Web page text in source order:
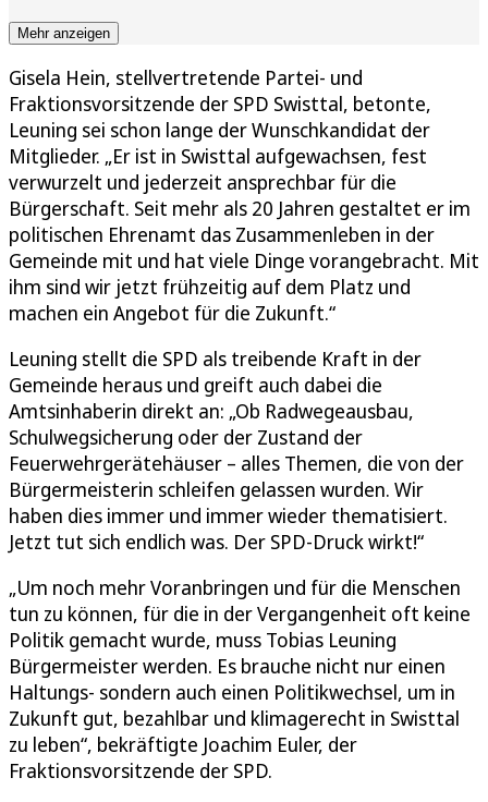
Mehr anzeigen
Gisela Hein, stellvertretende Partei- und
Fraktionsvorsitzende der SPD Swisttal, betonte,
Leuning sei schon lange der Wunschkandidat der
Mitglieder. „Er ist in Swisttal aufgewachsen, fest
verwurzelt und jederzeit ansprechbar für die
Bürgerschaft. Seit mehr als 20 Jahren gestaltet er im
politischen Ehrenamt das Zusammenleben in der
Gemeinde mit und hat viele Dinge vorangebracht. Mit
ihm sind wir jetzt frühzeitig auf dem Platz und
machen ein Angebot für die Zukunft.“
Leuning stellt die SPD als treibende Kraft in der
Gemeinde heraus und greift auch dabei die
Amtsinhaberin direkt an: „Ob Radwegeausbau,
Schulwegsicherung oder der Zustand der
Feuerwehrgerätehäuser – alles Themen, die von der
Bürgermeisterin schleifen gelassen wurden. Wir
haben dies immer und immer wieder thematisiert.
Jetzt tut sich endlich was. Der SPD-Druck wirkt!“
„Um noch mehr Voranbringen und für die Menschen
tun zu können, für die in der Vergangenheit oft keine
Politik gemacht wurde, muss Tobias Leuning
Bürgermeister werden. Es brauche nicht nur einen
Haltungs- sondern auch einen Politikwechsel, um in
Zukunft gut, bezahlbar und klimagerecht in Swisttal
zu leben“, bekräftigte Joachim Euler, der
Fraktionsvorsitzende der SPD.